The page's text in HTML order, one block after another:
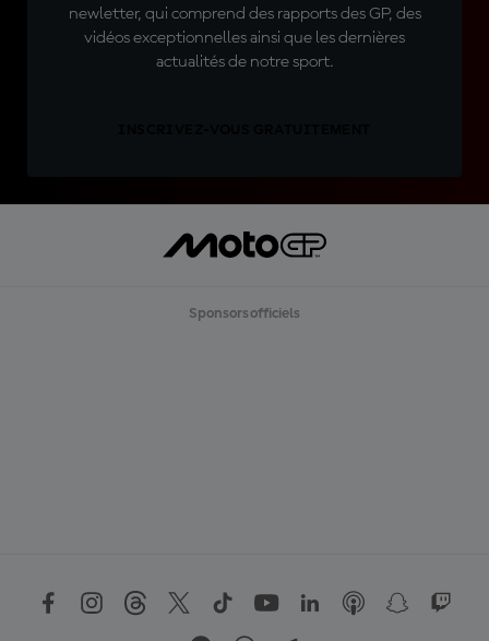
newletter, qui comprend des rapports des GP, des
vidéos exceptionnelles ainsi que les dernières
actualités de notre sport.
Sponsors officiels